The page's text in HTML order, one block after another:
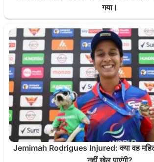
गया।
Jemimah Rodrigues Injured: क्या वह
नहीं खेल पाएंगी?